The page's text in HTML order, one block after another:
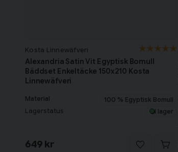
Kosta Linnewäfveri
Alexandria Satin Vit Egyptisk Bomull
Bäddset Enkeltäcke 150x210 Kosta
Linnewäfveri
Material 100 % Egyptisk Bomull
Lagerstatus I lager
649 kr